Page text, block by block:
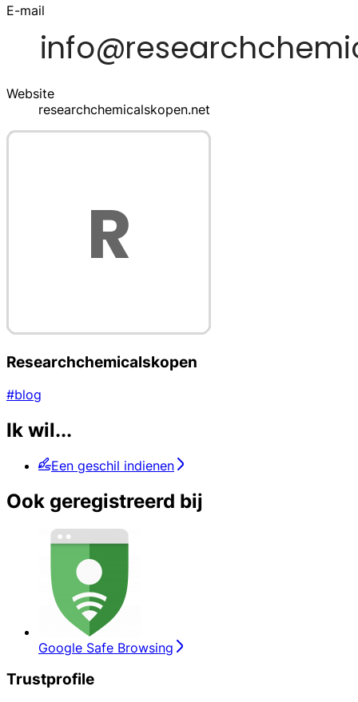
E-mail
Website
researchchemicalskopen.net
Researchchemicalskopen
#blog
Ik wil...
Een geschil indienen
Ook geregistreerd bij
Google Safe Browsing
Trustprofile